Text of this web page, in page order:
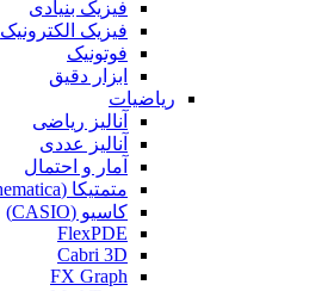
فیزیک بنیادی
فیزیک الکترونیک
فوتونیک
ابزار دقیق
ریاضیات
آنالیز ریاضی
آنالیز عددی
آمار و احتمال
متمتیکا (Mathematica)
کاسیو (CASIO)
FlexPDE
Cabri 3D
FX Graph